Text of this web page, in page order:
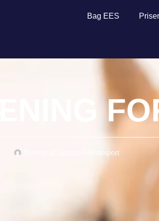
Bag EES Priser
admineiferelitesport